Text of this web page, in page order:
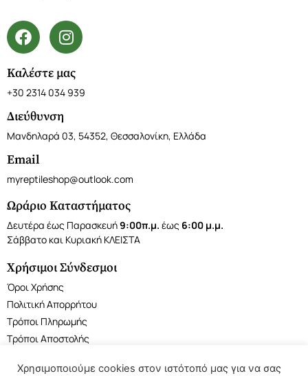
Καλέστε μας
+30 2314 034 939
Διεύθυνση
Μανδηλαρά 03, 54352, Θεσσαλονίκη, Ελλάδα
Email
myreptileshop@outlook.com
Ωράριο Καταστήματος
Δευτέρα έως Παρασκευή9:00π.μ. έως 6:00 μ.μ.
Σάββατο και Κυριακή ΚΛΕΙΣΤΑ
Χρήσιμοι Σύνδεσμοι
Όροι Χρήσης
Πολιτική Απορρήτου
Τρόποι Πληρωμής
Τρόποι Αποστολής
Χρησιμοποιούμε cookies στον ιστότοπό μας για να σας